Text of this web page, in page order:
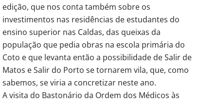
edição, que nos conta também sobre os
investimentos nas residências de estudantes do
ensino superior nas Caldas, das queixas da
população que pedia obras na escola primária do
Coto e que levanta então a possibilidade de Salir de
Matos e Salir do Porto se tornarem vila, que, como
sabemos, se viria a concretizar neste ano.
A visita do Bastonário da Ordem dos Médicos às